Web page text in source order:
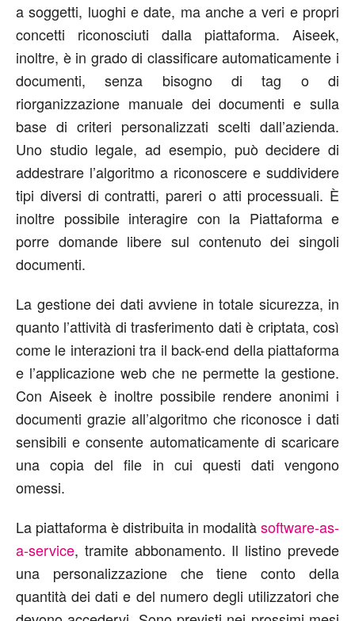
a soggetti, luoghi e date, ma anche a veri e propri
concetti riconosciuti dalla piattaforma. Aiseek,
inoltre, è in grado di classificare automaticamente i
documenti, senza bisogno di tag o di
riorganizzazione manuale dei documenti e sulla
base di criteri personalizzati scelti dall’azienda.
Uno studio legale, ad esempio, può decidere di
addestrare l’algoritmo a riconoscere e suddividere
tipi diversi di contratti, pareri o atti processuali. È
inoltre possibile interagire con la Piattaforma e
porre domande libere sul contenuto dei singoli
documenti.
La gestione dei dati avviene in totale sicurezza, in
quanto l’attività di trasferimento dati è criptata, così
come le interazioni tra il back-end della piattaforma
e l’applicazione web che ne permette la gestione.
Con Aiseek è inoltre possibile rendere anonimi i
documenti grazie all’algoritmo che riconosce i dati
sensibili e consente automaticamente di scaricare
una copia del file in cui questi dati vengono
omessi.
La piattaforma è distribuita in modalitàsoftware-as-
a-service, tramite abbonamento. Il listino prevede
una personalizzazione che tiene conto della
quantità dei dati e del numero degli utilizzatori che